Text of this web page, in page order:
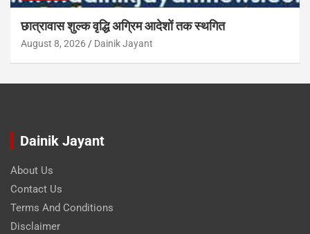
छात्रावास शुल्क वृद्धि अग्रिम आदेशों तक स्थगित
August 8, 2026 Dainik Jayant
Dainik Jayant
About Us
Contact Us
Terms And Conditions
Disclaimer